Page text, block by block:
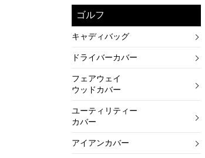
ゴルフ
キャディバッグ
ドライバーカバー
フェアウェイ
ウッドカバー
ユーティリティー
カバー
アイアンカバー